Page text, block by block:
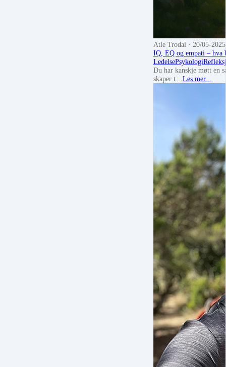
Atle Trodal · 20/05-2025
IQ, EQ og empati – hva
LedelsePsykologi
Du har kanskje møtt en
skaper t… Les mer...